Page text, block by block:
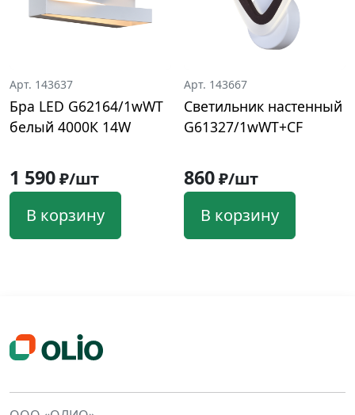
Арт. 143637
Бра LED G62164/1wWT
белый 4000К 14W
1 590₽/шт
В корзину
Арт. 143667
Светильник настенный
G61327/1wWT+CF
860₽/шт
В корзину